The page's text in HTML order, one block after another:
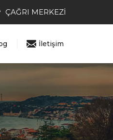
ÇAĞRI MERKEZİ
İletişim